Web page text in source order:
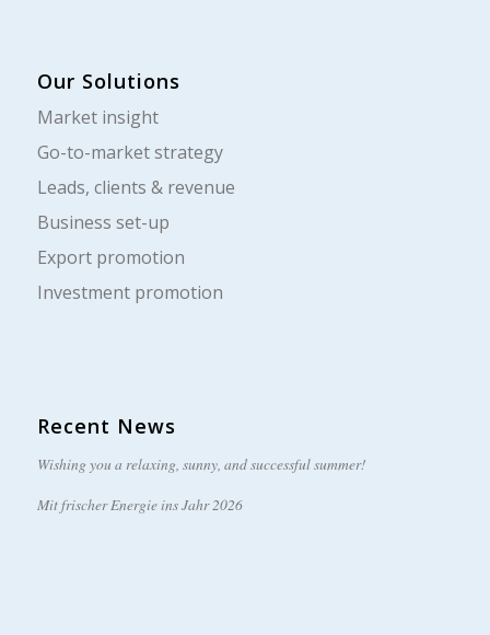
Our Solutions
Market insight
Go-to-market strategy
Leads, clients & revenue
Business set-up
Export promotion
Investment promotion
Recent News
Wishing you a relaxing, sunny, and successful summer!
Mit frischer Energie ins Jahr 2026